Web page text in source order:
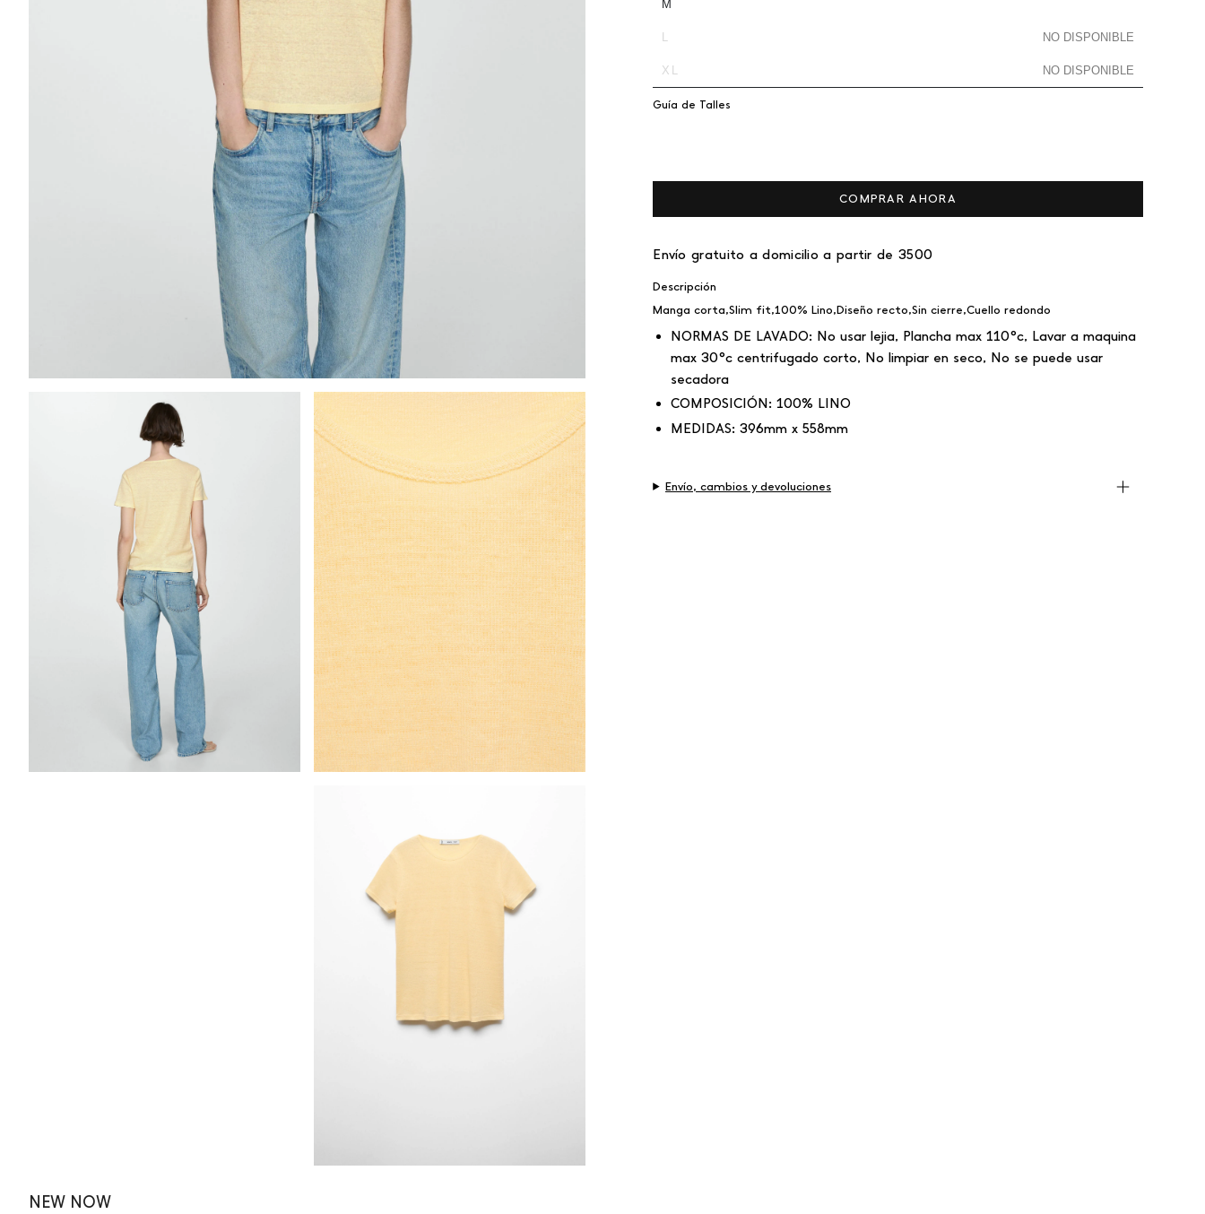
M
L NO DISPONIBLE
XL NO DISPONIBLE
Guía de Talles
COMPRAR AHORA
Envío gratuito a domicilio a partir de 3500
Descripción
Manga corta,Slim fit,100% Lino,Diseño recto,Sin cierre,Cuello redondo
NORMAS DE LAVADO: No usar lejia, Plancha max 110°c, Lavar a maquina
max 30°c centrifugado corto, No limpiar en seco, No se puede usar
secadora
COMPOSICIÓN: 100% LINO
MEDIDAS: 396mm x 558mm
Envío, cambios y devoluciones
NEW NOW